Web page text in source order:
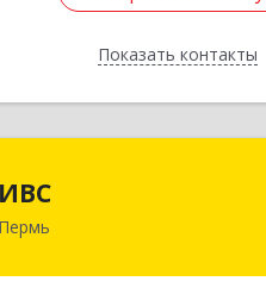
Показать контакты
Назад
ИВС
Пермь